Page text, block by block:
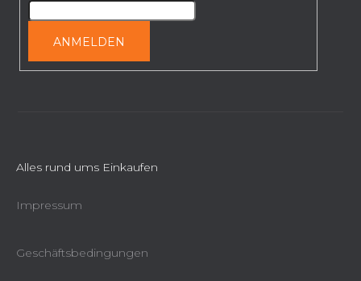
ANMELDEN
Alles rund ums Einkaufen
Impressum
Geschäftsbedingungen